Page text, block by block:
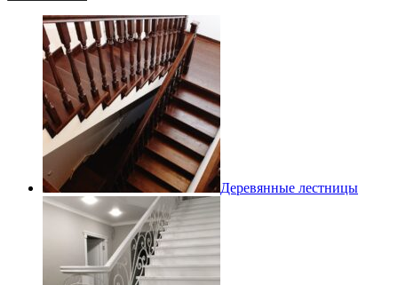
Деревянные лестницы